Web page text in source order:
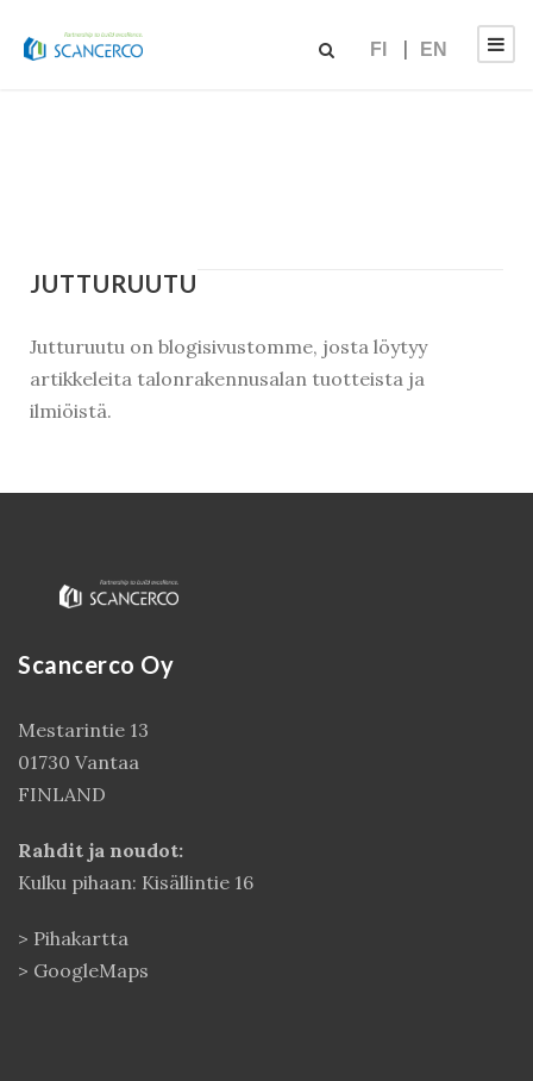
FI EN
JUTTURUUTU
Jutturuutu on blogisivustomme, josta löytyy
artikkeleita talonrakennusalan tuotteista ja
ilmiöistä.
Scancerco Oy
Mestarintie 13
01730 Vantaa
FINLAND
Rahdit ja noudot:
Kulku pihaan: Kisällintie 16
> Pihakartta
> GoogleMaps